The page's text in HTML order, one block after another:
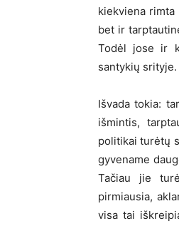
kiekviena
bet ir
Todėl jose ir
santykių srityje.
Išvada tokia:
išmintis,
politikai turėtų
gyvename
Tačiau jie
pirmiausia,
visa tai